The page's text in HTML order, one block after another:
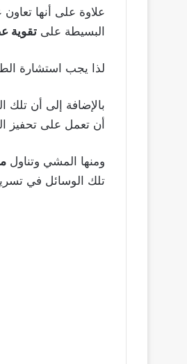
علاوة على أنها
البسيطة على تقوية
لذا يجب استشارة الطبيب
بالإضافة إلى أن تلك
أن تعمل على تحفيز
ومنها المشي وتناول
تلك الوسائل في